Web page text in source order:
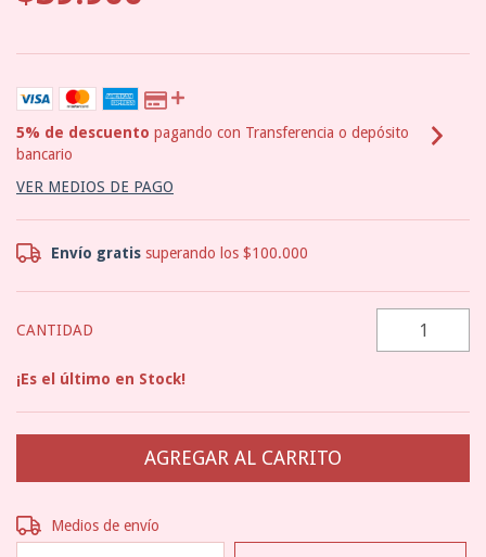
5% de descuento pagando con Transferencia o depósito
bancario
VER MEDIOS DE PAGO
Envío gratis superando los$100.000
CANTIDAD
¡Es el último en Stock!
Entregas para el CP:
Medios de envío